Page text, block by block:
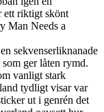
ett riktigt skönt
Man Needs a
sekvenserliknanade
ger låten rymd.
vanligt stark
tydligt visar var
ut i genrén det